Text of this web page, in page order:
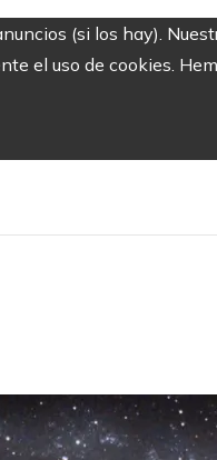
(si los hay).
el uso de cookies.